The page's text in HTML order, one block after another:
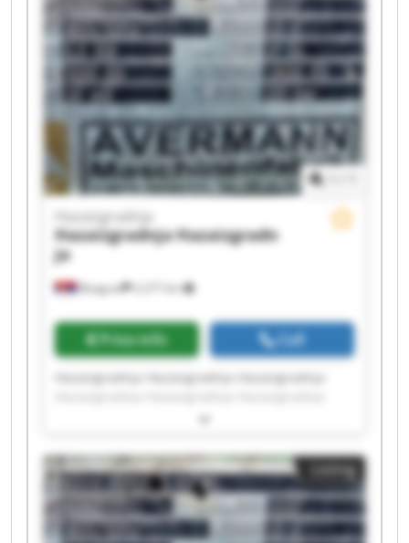
Beograd 2,277 km
Hazaizgradnja
HazaizgradnjaHazaizgradn
ja
Price info Call
Hazaizgradnja Hazaizgradnja Hazaizgradnja
Hazaizgradnja Hazaizgradnja Hazaizgradnja
Hazaizgradnja Hazaizgradnja Hazaizgradnja
Hazaizgradnja Hazaizgradnja Hazaizgradnja
Hazaizgradnja Hazaizgradnja
Listing